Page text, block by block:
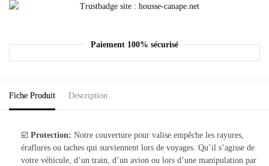
Paiement 100% sécurisé
Fiche Produit Description
☑️ Protection: Notre couverture pour valise empêche les rayures,
éraflures ou taches qui surviennent lors de voyages. Qu’il s’agisse de
votre véhicule, d’un train, d’un avion ou lors d’une manipulation par